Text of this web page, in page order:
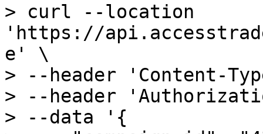
> curl --location
'https://
e' \
> --header 'Content-
> --header
> --data '{